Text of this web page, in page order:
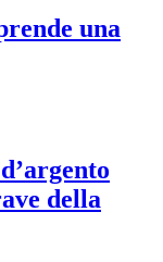
una
della